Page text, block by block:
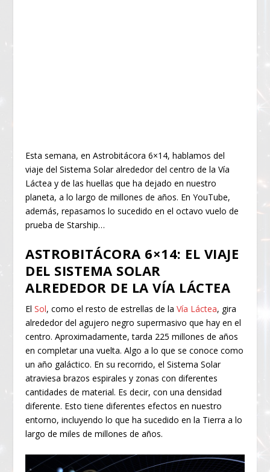
Esta semana, en Astrobitácora 6×14, hablamos del
viaje del Sistema Solar alrededor del centro de la Vía
Láctea y de las huellas que ha dejado en nuestro
planeta, a lo largo de millones de años. En YouTube,
además, repasamos lo sucedido en el octavo vuelo de
prueba de Starship…
ASTROBITÁCORA 6×14: EL VIAJE
DEL SISTEMA SOLAR
ALREDEDOR DE LA VÍA LÁCTEA
ElSol, como el resto de estrellas de laVía Láctea, gira
alrededor del agujero negro supermasivo que hay en el
centro. Aproximadamente, tarda 225 millones de años
en completar una vuelta. Algo a lo que se conoce como
un año galáctico. En su recorrido, el Sistema Solar
atraviesa brazos espirales y zonas con diferentes
cantidades de material. Es decir, con una densidad
diferente. Esto tiene diferentes efectos en nuestro
entorno, incluyendo lo que ha sucedido en la Tierra a lo
largo de miles de millones de años.